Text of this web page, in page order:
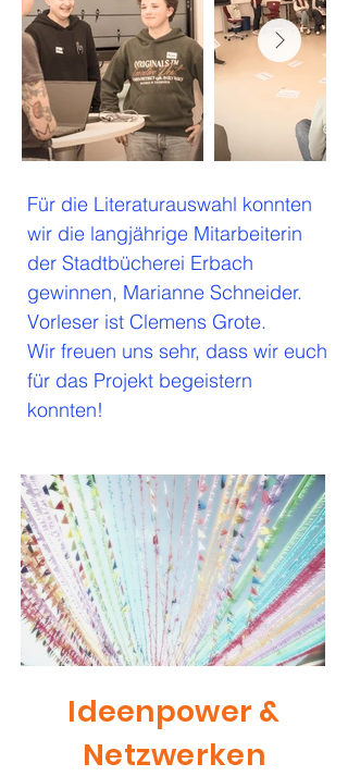
Für die Literaturauswahl konnten
wir die langjährige Mitarbeiterin
der Stadtbücherei Erbach
gewinnen, Marianne Schneider.
Vorleser ist Clemens Grote.
Wir freuen uns sehr, dass wir euch
für das Projekt begeistern
konnten!
Ideenpower &
Netzwerken